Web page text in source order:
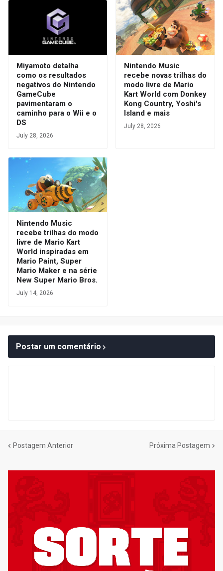
Miyamoto detalha
como os resultados
negativos do Nintendo
GameCube
pavimentaram o
caminho para o Wii e o
DS
July 28, 2026
Nintendo Music
recebe novas trilhas do
modo livre de Mario
Kart World com Donkey
Kong Country, Yoshi's
Island e mais
July 28, 2026
Nintendo Music
recebe trilhas do modo
livre de Mario Kart
World inspiradas em
Mario Paint, Super
Mario Maker e na série
New Super Mario Bros.
July 14, 2026
Postar um comentário
Postagem Anterior Próxima Postagem